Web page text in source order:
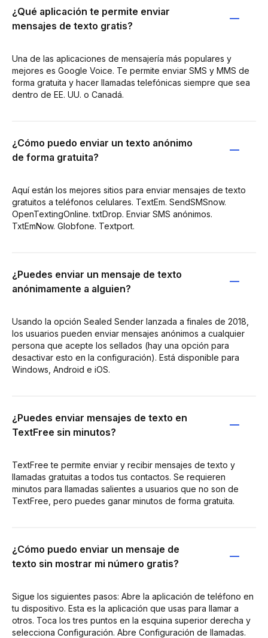
¿Qué aplicación te permite enviar
mensajes de texto gratis?
Una de las aplicaciones de mensajería más populares y
mejores es Google Voice. Te permite enviar SMS y MMS de
forma gratuita y hacer llamadas telefónicas siempre que sea
dentro de EE. UU. o Canadá.
¿Cómo puedo enviar un texto anónimo
de forma gratuita?
Aquí están los mejores sitios para enviar mensajes de texto
gratuitos a teléfonos celulares. TextEm. SendSMSnow.
OpenTextingOnline. txtDrop. Enviar SMS anónimos.
TxtEmNow. Globfone. Textport.
¿Puedes enviar un mensaje de texto
anónimamente a alguien?
Usando la opción Sealed Sender lanzada a finales de 2018,
los usuarios pueden enviar mensajes anónimos a cualquier
persona que acepte los sellados (hay una opción para
desactivar esto en la configuración). Está disponible para
Windows, Android e iOS.
¿Puedes enviar mensajes de texto en
TextFree sin minutos?
TextFree te permite enviar y recibir mensajes de texto y
llamadas gratuitas a todos tus contactos. Se requieren
minutos para llamadas salientes a usuarios que no son de
TextFree, pero puedes ganar minutos de forma gratuita.
¿Cómo puedo enviar un mensaje de
texto sin mostrar mi número gratis?
Sigue los siguientes pasos: Abre la aplicación de teléfono en
tu dispositivo. Esta es la aplicación que usas para llamar a
otros. Toca los tres puntos en la esquina superior derecha y
selecciona Configuración. Abre Configuración de llamadas.